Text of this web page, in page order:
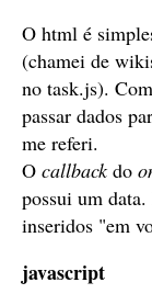
O html é
(chamei de
no task.js). Com
passar dados
me referi.
O callbackdo
possui um
inseridos "em
javascript